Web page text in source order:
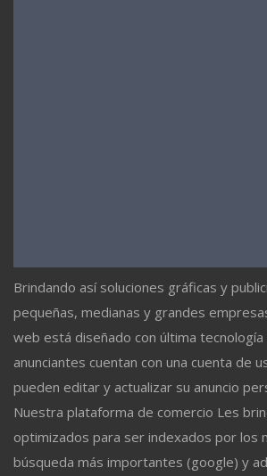
Brindando así soluciones gráficas y
pequeñas, medianas y grandes
web está diseñado con última
anunciantes cuentan con una cuenta de
pueden editar y actualizar su anuncio
Nuestra plataforma de comercio Les
optimizados para ser indexados por los
búsqueda más importantes (google) y